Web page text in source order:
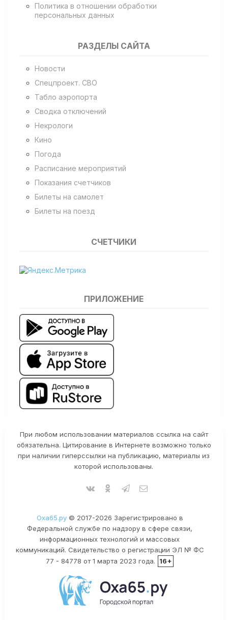
Политика в отношении обработки
персональных данных
РАЗДЕЛЫ САЙТА
Новости
Спецпроект. СВО
Табло аэропорта
Сводка отключений
Некрологи
Кино
Погода
Расписание мероприятий
Показания счетчиков
Билеты на самолет
Билеты на поезд
СЧЕТЧИКИ
ПРИЛОЖЕНИЕ
При любом использовании материалов ссылка на сайт
обязательна. Цитирование в Интернете возможно только
при наличии гиперссылки на публикацию, материалы из
которой использованы.
Оха65.ру© 2017-2026 Зарегистрировано в
Федеральной службе по надзору в сфере связи,
информационных технологий и массовых
коммуникаций. Свидетельство о регистрации ЭЛ № ФС
77 - 84778 от 1 марта 2023 года.
16+